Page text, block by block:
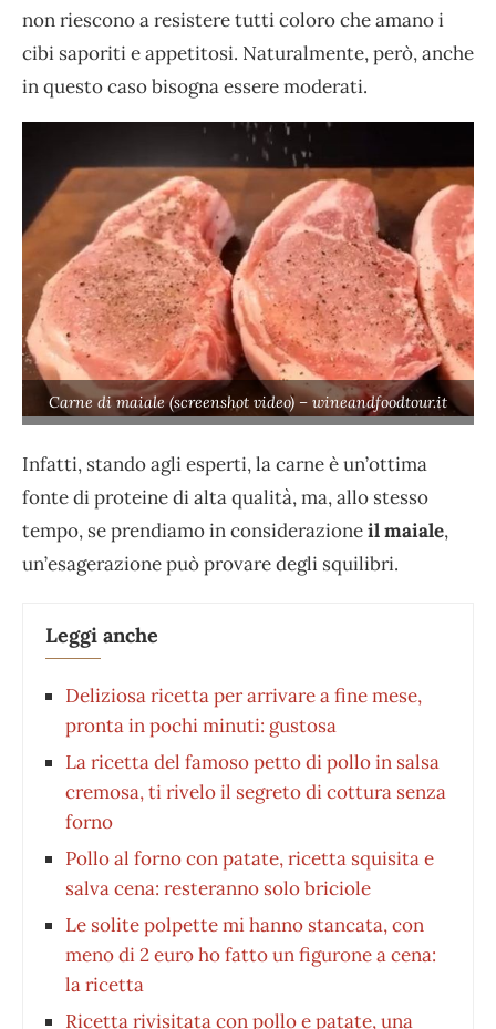
non riescono a resistere tutti coloro che amano i
cibi saporiti e appetitosi. Naturalmente, però, anche
in questo caso bisogna essere moderati.
Carne di maiale (screenshot video) – wineandfoodtour.it
Infatti, stando agli esperti, la carne è un’ottima
fonte di proteine di alta qualità, ma, allo stesso
tempo, se prendiamo in considerazioneil maiale,
un’esagerazione può provare degli squilibri.
Leggi anche
Deliziosa ricetta per arrivare a fine mese,
pronta in pochi minuti: gustosa
La ricetta del famoso petto di pollo in salsa
cremosa, ti rivelo il segreto di cottura senza
forno
Pollo al forno con patate, ricetta squisita e
salva cena: resteranno solo briciole
Le solite polpette mi hanno stancata, con
meno di 2 euro ho fatto un figurone a cena:
la ricetta
Ricetta rivisitata con pollo e patate, una